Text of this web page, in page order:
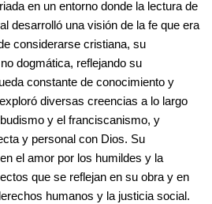
en un entorno donde la lectura de
desarrolló una visión de la fe que era
considerarse cristiana, su
dogmática, reflejando su
constante de conocimiento y
diversas creencias a lo largo
y el franciscanismo, y
y personal con Dios. Su
el amor por los humildes y la
que se reflejan en su obra y en
humanos y la justicia social.